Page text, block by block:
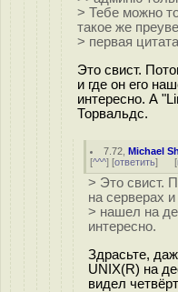
> Тебе можно
такое же
> первая цитата
Это свист.
и где он его
интересно. А
Торвальдс.
7.72 ,Michael
[^^^] [ответить] [
> Это свист.
на серверах и
> нашел на
интересно.
Здрасьте,
UNIX(R) на
видел